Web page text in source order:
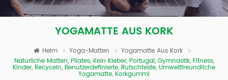
YOGAMATTE AUS KORK
Heim Yoga-Matten
Yogamatte Aus Kork
Natürliche Matten, Pilates, Kein Kleber, Portugal, Gymnastik, Fitness,
Kinder, Recyceln, Benutzerdefinierte, Rutschfeste, Umweltfreundliche
Yogamatte, Korkgummi